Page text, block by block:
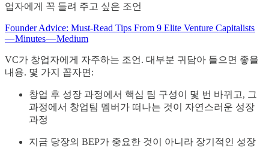
업자에게 꼭 들려 주고 싶은 조언
Founder Advice: Must-Read Tips From 9 Elite Venture Capitalists
— Minutes — Medium
VC가 창업자에게 자주하는 조언. 대부분 귀담아 들으면 좋을
내용. 몇 가지 꼽자면:
창업 후 성장 과정에서 핵심 팀 구성이 몇 번 바뀌고, 그
과정에서 창업팀 멤버가 떠나는 것이 자연스러운 성장
과정
지금 당장의 BEP가 중요한 것이 아니라 장기적인 성장